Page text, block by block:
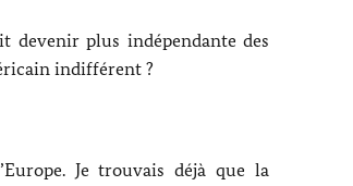
devenir plus indépendante des
indifférent ?
Je trouvais déjà que la